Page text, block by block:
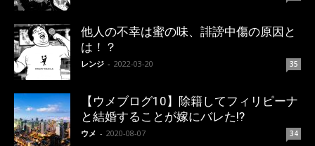
他人の不幸は蜜の味、誹謗中傷の原因と
は！？
レンジ - 2022-03-20 35
【ウメブログ10】除籍してフィリピーナ
と結婚することが嫁にバレた!?
ウメ - 2020-08-07 34